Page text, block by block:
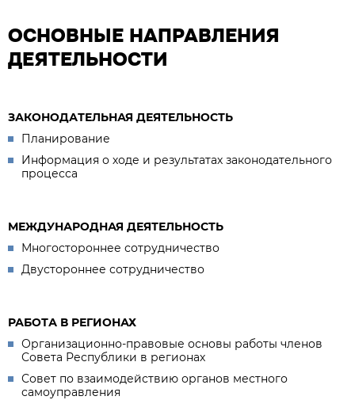
ОСНОВНЫЕ НАПРАВЛЕНИЯ
ДЕЯТЕЛЬНОСТИ
ЗАКОНОДАТЕЛЬНАЯ ДЕЯТЕЛЬНОСТЬ
Планирование
Информация о ходе и результатах законодательного
процесса
МЕЖДУНАРОДНАЯ ДЕЯТЕЛЬНОСТЬ
Многостороннее сотрудничество
Двустороннее сотрудничество
РАБОТА В РЕГИОНАХ
Организационно-правовые основы работы членов
Совета Республики в регионах
Совет по взаимодействию органов местного
самоуправления